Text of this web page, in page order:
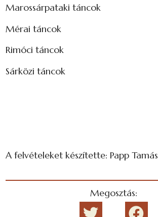
Marossárpataki táncok
Mérai táncok
Rimóci táncok
Sárközi táncok
A felvételeket készítette: Papp Tamás
Megosztás: